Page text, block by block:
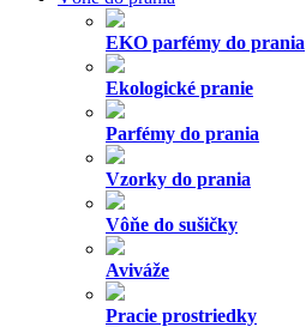
EKO parfémy do prania
Ekologické pranie
Parfémy do prania
Vzorky do prania
Vôňe do sušičky
Aviváže
Pracie prostriedky